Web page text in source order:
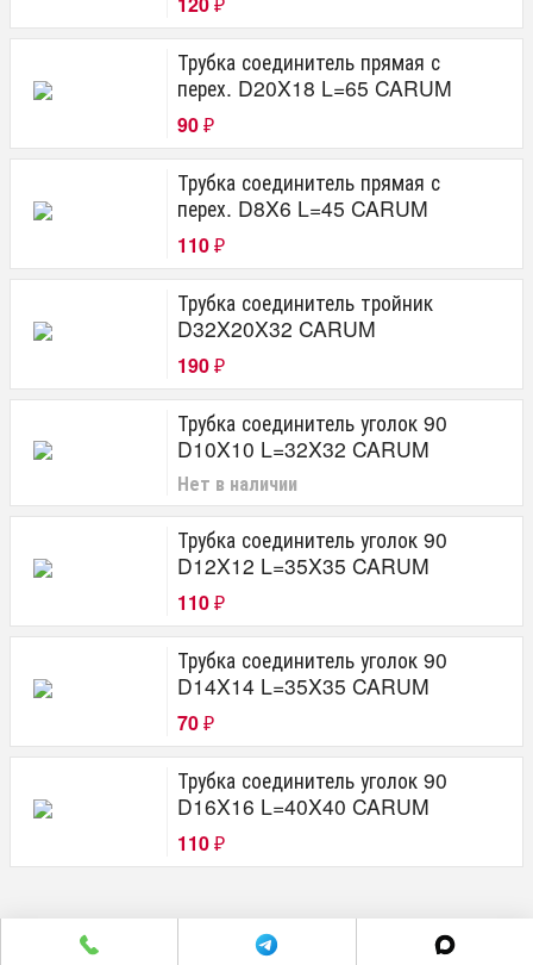
₽
Трубка соединитель прямая с
перех. D20X18 L=65 CARUM
90 ₽
Трубка соединитель прямая с
перех. D8X6 L=45 CARUM
110 ₽
Трубка соединитель тройник
D32X20X32 CARUM
190 ₽
Трубка соединитель уголок 90
D10X10 L=32X32 CARUM
Нет в наличии
Трубка соединитель уголок 90
D12X12 L=35X35 CARUM
110 ₽
Трубка соединитель уголок 90
D14X14 L=35X35 CARUM
70 ₽
Трубка соединитель уголок 90
D16X16 L=40X40 CARUM
110 ₽
г. Челябинск пр. Победы 305Д/1 (2 этаж)